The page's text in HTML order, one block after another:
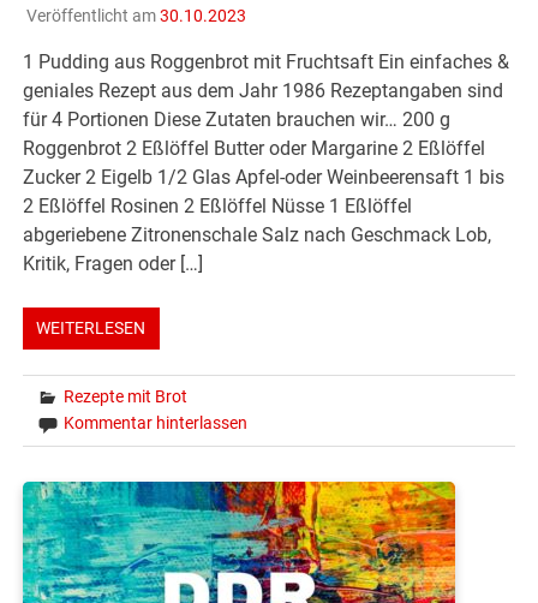
Veröffentlicht am30.10.2023
1 Pudding aus Roggenbrot mit Fruchtsaft Ein einfaches &
geniales Rezept aus dem Jahr 1986 Rezeptangaben sind
für 4 Portionen Diese Zutaten brauchen wir… 200 g
Roggenbrot 2 Eßlöffel Butter oder Margarine 2 Eßlöffel
Zucker 2 Eigelb 1/2 Glas Apfel-oder Weinbeerensaft 1 bis
2 Eßlöffel Rosinen 2 Eßlöffel Nüsse 1 Eßlöffel
abgeriebene Zitronenschale Salz nach Geschmack Lob,
Kritik, Fragen oder […]
WEITERLESEN
Rezepte mit Brot
Kommentar hinterlassen